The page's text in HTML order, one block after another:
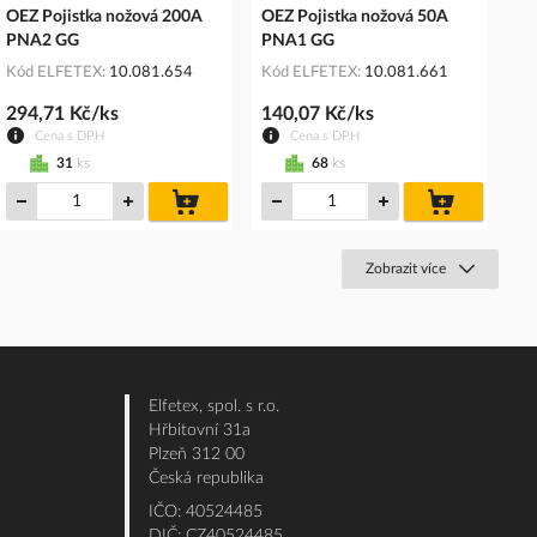
OEZ Pojistka nožová 200A
PNA2 GG
Kód ELFETEX 10.081.654
Cena s DPH
294,71 Kč/ks
31 ks
košíku
OEZ Pojistka nožová 50A
PNA1 GG
Kód ELFETEX 10.081.661
Cena s DPH
140,07 Kč/ks
68 ks
košíku
Zobrazit více
Elfetex, spol. s r.o.
Hřbitovní 31a
Plzeň 312 00
Česká republika
IČO: 40524485